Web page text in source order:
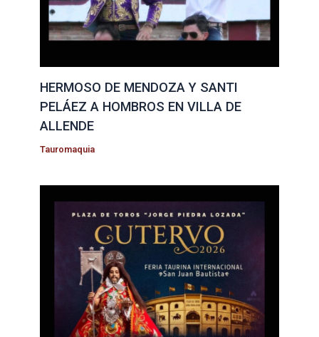
HERMOSO DE MENDOZA Y SANTI
PELÁEZ A HOMBROS EN VILLA DE
ALLENDE
Tauromaquia